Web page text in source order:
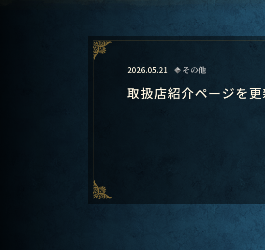
2026.05.21 その他
取扱店紹介ページを